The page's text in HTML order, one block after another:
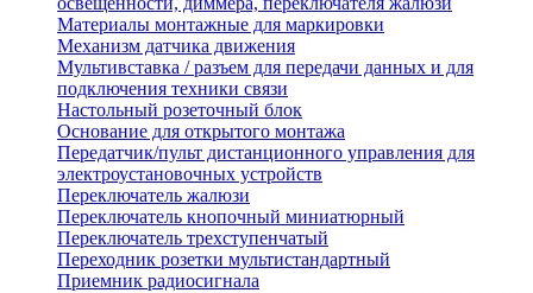
Материалы монтажные для маркировки
Механизм датчика движения
Мультивставка / разъем для передачи данных и для
подключения техники связи
Настольный розеточный блок
Основание для открытого монтажа
Передатчик/пульт дистанционного управления для
электроустановочных устройств
Переключатель жалюзи
Переключатель кнопочный миниатюрный
Переключатель трехступенчатый
Переходник розетки мультистандартный
Приемник радиосигнала